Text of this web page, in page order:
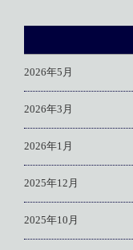
2026年5月
2026年3月
2026年1月
2025年12月
2025年10月